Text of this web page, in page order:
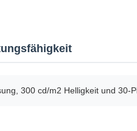
300 cd/m2 Helligkeit und